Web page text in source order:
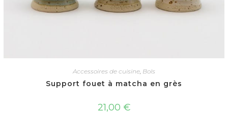
Accessoires de cuisine, Bols
Support fouet à matcha en grès
21,00 €